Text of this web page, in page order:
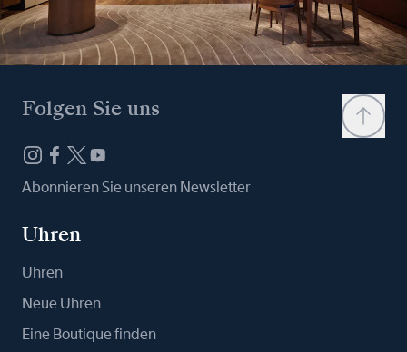
Folgen Sie uns
Abonnieren Sie unseren Newsletter
Uhren
Uhren
Neue Uhren
Eine Boutique finden